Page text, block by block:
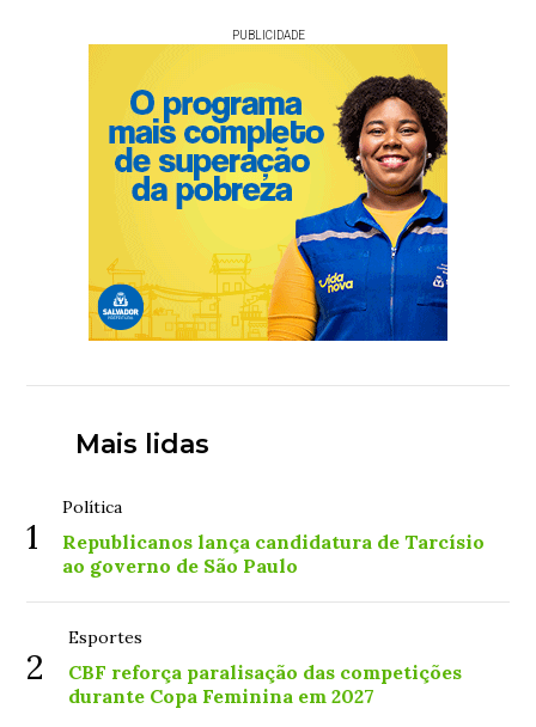
PUBLICIDADE
Mais lidas
1
Política
Republicanos lança candidatura de Tarcísio
ao governo de São Paulo
2
Esportes
CBF reforça paralisação das competições
durante Copa Feminina em 2027